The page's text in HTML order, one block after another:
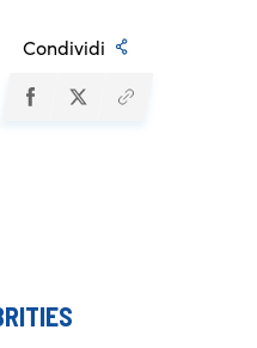
Condividi